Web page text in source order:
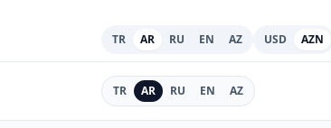
AZN
USD
AZ
EN
RU
AR
TR
AZ
EN
RU
AR
TR